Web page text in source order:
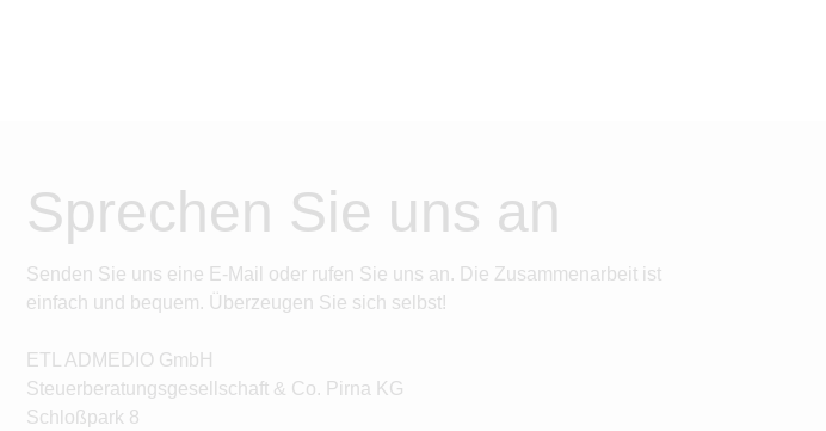
Sprechen Sie uns an
Senden Sie uns eine E-Mail oder rufen Sie uns an. Die Zusammenarbeit ist
einfach und bequem. Überzeugen Sie sich selbst!
ETL ADMEDIO GmbH
Steuerberatungsgesellschaft & Co. Pirna KG
Schloßpark 8